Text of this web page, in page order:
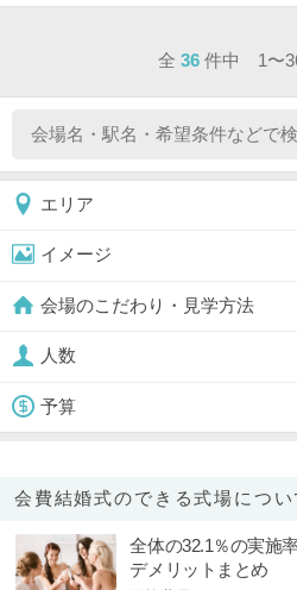
全 36 件中 1〜
エリア
イメージ
会場のこだわり・見学方法
人数
予算
会費結婚式のできる式場につ
全体の32.1％の実施
デメリットまとめ